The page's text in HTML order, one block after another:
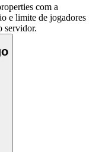
com a
e limite de jogadores
servidor.